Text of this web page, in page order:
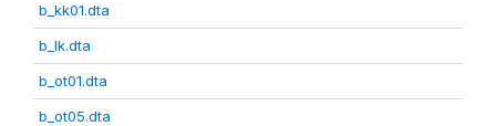
b_kk01.dta
b_lk.dta
b_ot01.dta
b_ot05.dta